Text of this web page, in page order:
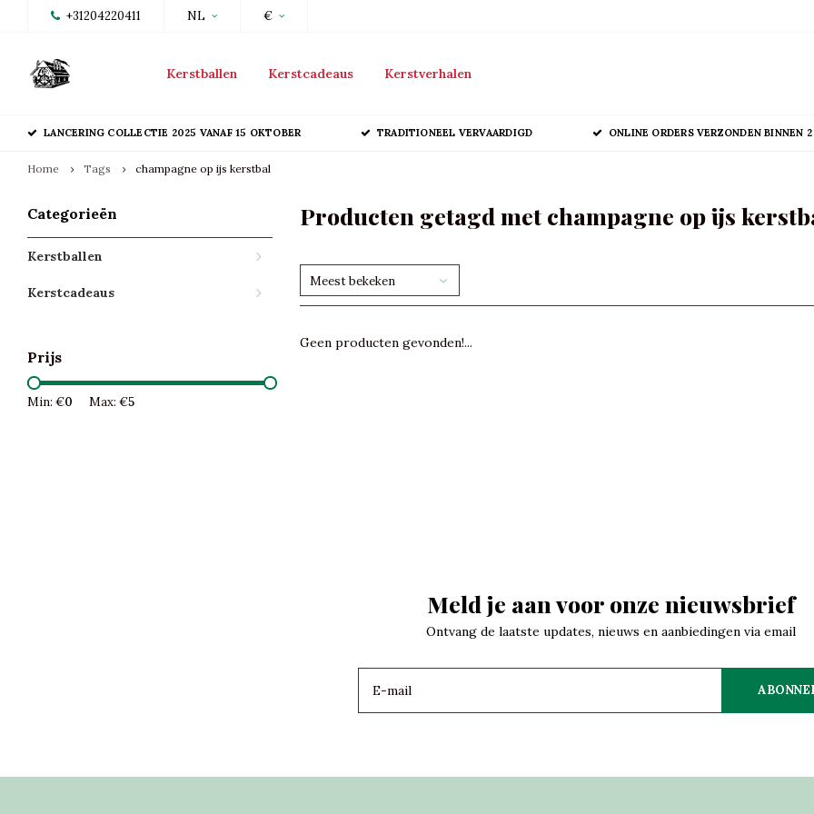
+31204220411 NL €
Kerstballen Kerstcadeaus Kerstverhalen
LANCERING COLLECTIE 2025 VANAF 15 OKTOBER TRADITIONEEL VERVAARDIGD ONLINE ORDERS VERZONDEN BINNEN
Home Tags champagne op ijs kerstbal
Categorieën
Kerstballen
Kerstcadeaus
Prijs
Min: €0 Max: €5
Producten getagd met champagne op ijs
Meest bekeken
Geen producten gevonden!...
Meld je aan voor onze nieuwsbrief
Ontvang de laatste updates, nieuws en aanbiedingen via email